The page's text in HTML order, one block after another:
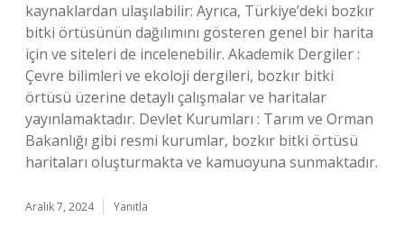
kaynaklardan ulaşılabilir: Ayrıca, Türkiye’deki bozkır
bitki örtüsünün dağılımını gösteren genel bir harita
için ve siteleri de incelenebilir. Akademik Dergiler :
Çevre bilimleri ve ekoloji dergileri, bozkır bitki
örtüsü üzerine detaylı çalışmalar ve haritalar
yayınlamaktadır. Devlet Kurumları : Tarım ve Orman
Bakanlığı gibi resmi kurumlar, bozkır bitki örtüsü
haritaları oluşturmakta ve kamuoyuna sunmaktadır.
Aralık 7, 2024 Yanıtla